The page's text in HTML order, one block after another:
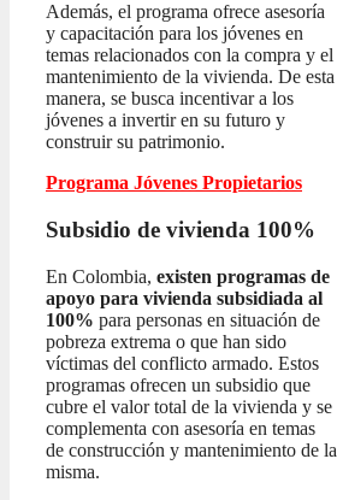
Además, el programa ofrece asesoría
y capacitación para los jóvenes en
temas relacionados con la compra y el
mantenimiento de la vivienda. De esta
manera, se busca incentivar a los
jóvenes a invertir en su futuro y
construir su patrimonio.
Programa Jóvenes Propietarios
Subsidio de vivienda 100%
En Colombia, existen programas de
apoyo para vivienda subsidiada al
100% para personas en situación de
pobreza extrema o que han sido
víctimas del conflicto armado. Estos
programas ofrecen un subsidio que
cubre el valor total de la vivienda y se
complementa con asesoría en temas
de construcción y mantenimiento de la
misma.